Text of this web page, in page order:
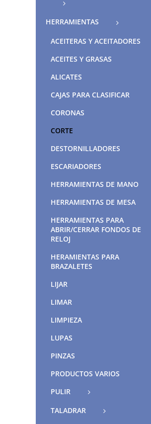
HERRAMIENTAS
ACEITERAS Y ACEITADORES
ACEITES Y GRASAS
ALICATES
CAJAS PARA CLASIFICAR
CORONAS
CORTE
DESTORNILLADORES
ESCARIADORES
HERRAMIENTAS DE MANO
HERRAMIENTAS DE MESA
HERRAMIENTAS PARA
ABRIR/CERRAR FONDOS DE
RELOJ
HERAMIENTAS PARA
BRAZALETES
LIJAR
LIMAR
LIMPIEZA
LUPAS
PINZAS
PRODUCTOS VARIOS
PULIR
TALADRAR